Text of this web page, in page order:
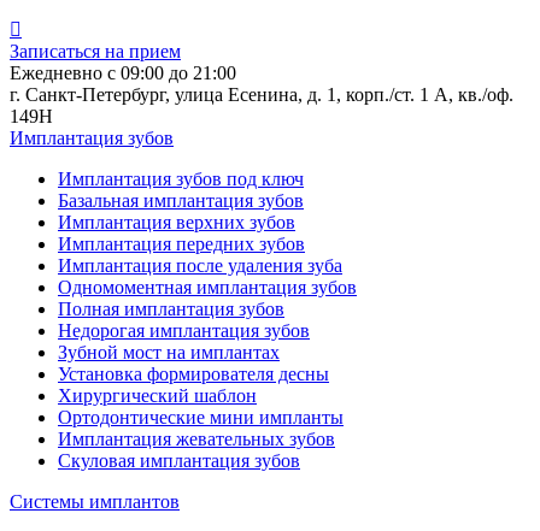
Записаться на прием
Ежедневно с 09:00 до 21:00
г. Санкт-Петербург, улица Есенина, д. 1, корп./ст. 1 А, кв./оф.
149Н
Имплантация зубов
Имплантация зубов под ключ
Базальная имплантация зубов
Имплантация верхних зубов
Имплантация передних зубов
Имплантация после удаления зуба
Одномоментная имплантация зубов
Полная имплантация зубов
Недорогая имплантация зубов
Зубной мост на имплантах
Установка формирователя десны
Хирургический шаблон
Ортодонтические мини импланты
Имплантация жевательных зубов
Скуловая имплантация зубов
Системы имплантов